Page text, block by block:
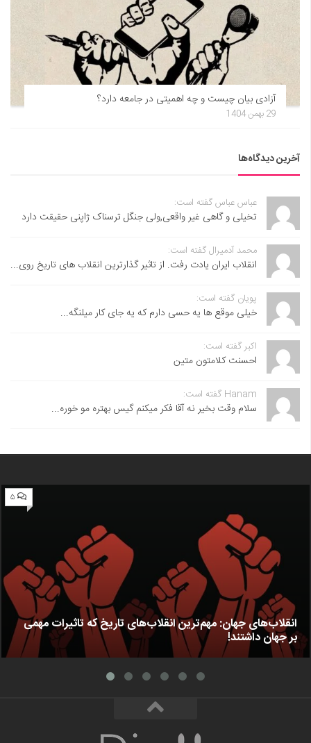
آزادی بیان چیست و چه اهمیتی در جامعه دارد؟
29 بهمن 1404
آخرین دیدگاه‌ها
عباس عباس گفته است:
تخیلی و گاهی غیر واقعی,ولی جنگل ترسناک ژاپنی حقیقت دارد
محمد آدمیرال گفته است:
انقلاب ایران یادت رفت. از تاثیر گذارترین انقلاب های تاریخ روی...
پویان گفته است:
خیلی موقع ها یه حسی دارم که یه جای کار میلنگه...
اکبر گفته است:
احسنت ‌کلامتون متین
Hanam گفته است:
سلام وقت بخیر نه آقا فکر میکنم گیس بهتره مو خوره...
۵
انقلاب‌های جهان: مهم‌ترین انقلاب‌های تاریخ که تاثیرات مهمی
بر جهان داشتند!